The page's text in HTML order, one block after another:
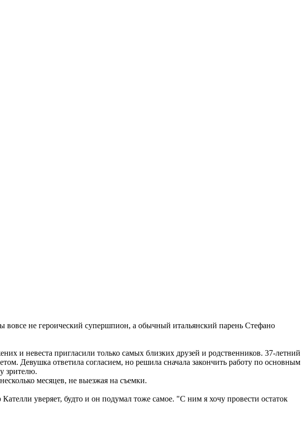
не героический супершпион, а обычный итальянский парень Стефано
и невеста пригласили только самых близких друзей и родственников. 37-летний
Девушка ответила согласием, но решила сначала закончить работу по основным
зрителю.
месяцев, не выезжая на съемки.
уверяет, будто и он подумал тоже самое. "С ним я хочу провести остаток